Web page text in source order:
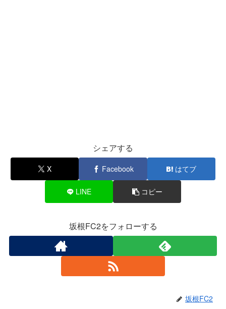
シェアする
X Facebook はてブ
LINE コピー
坂根FC2をフォローする
坂根FC2